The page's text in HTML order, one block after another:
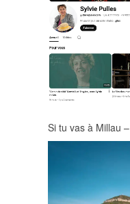
Si tu vas à Millau